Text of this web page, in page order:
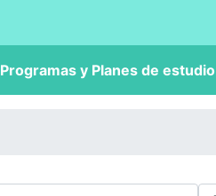
Programas y Planes de estudio